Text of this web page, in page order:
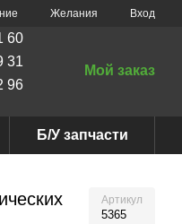
Желания Вход
60
31
96
Мой заказ
Б/У запчасти
Артикул
5365